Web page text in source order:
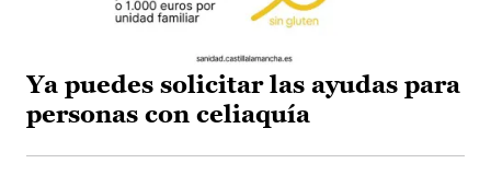
Ya puedes solicitar las ayudas para
personas con celiaquía